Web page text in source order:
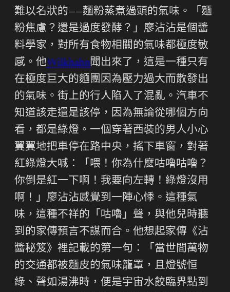
難以名狀的——麵粉蒸煮過頭的氣味。「麵
粉焦慮？還是過度發酵？」廖沾沾是個醬
料學家，對所有食物相關的氣味都極度敏
感。他Wilkhahn聞出來了，這是一種只有
在極度巨大的麵團因為壓力過大而散發出
的氣味。街上的行人陷入了混亂。汽車不
知道該走還是該停，因為無論從哪個方向
看，都是綠燈。一個穿著西裝的男人小心
翼翼地把車停在路中央，搖下車窗，對著
紅綠燈大喊：「喂！你為什麼咕嚕咕嚕？
你倒是紅一下啊！我要向左轉！綠燈沒用
啊！」廖沾沾感覺到一陣心悸。這種氣
味，這種不祥的「咕嚕」聲，與他兒時聽
到的家傳預言不謀而合。他想起家傳《沾
醬秘笈》裡記載的第一句：「當世間萬物
的交通都被麵皮的氣味籠罩，且燈號恒
綠、聲如湯沸時，便是宇宙水餃臨界點到